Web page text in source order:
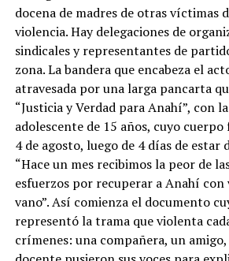
docena de madres de otras víctimas
violencia. Hay delegaciones de
sindicales y representantes de
zona. La bandera que encabeza el
atravesada por una larga pancarta
“Justicia y Verdad para Anahí”, con
adolescente de 15 años, cuyo
4 de agosto, luego de 4 días de estar
“Hace un mes recibimos la peor de
esfuerzos por recuperar a Anahí con
vano”. Así comienza el documento
representó la trama que violenta
crímenes: una compañera, un